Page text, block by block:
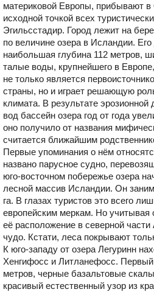
материковой Европы, прибывают
исходной точкой всех
Эгильсстадир. Город лежит на
по величине озера в Исландии.
наибольшая глубина 112 метров,
талые воды, крупнейшего в
не только является
страны, но и играет решающую
климата. В результате
вод бассейн озера год от года
оно получило от названия
считается ближайшим
Первые упоминания о нём
названо парусное судно,
юго-восточном побережье озера
лесной массив Исландии. Он
га. В глазах туристов это всего
европейским меркам. Но учитывая
её расположение в северной
чудо. Кстати, леса покрывают
К юго-западу от озера Легуринн
Хенгифосс и Литланефосс.
метров, черные базальтовые
красивый естественный узор из